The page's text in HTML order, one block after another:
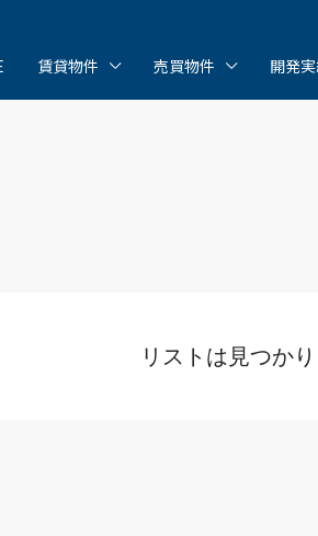
賃貸物件 売買物件 開発
リストは見つか